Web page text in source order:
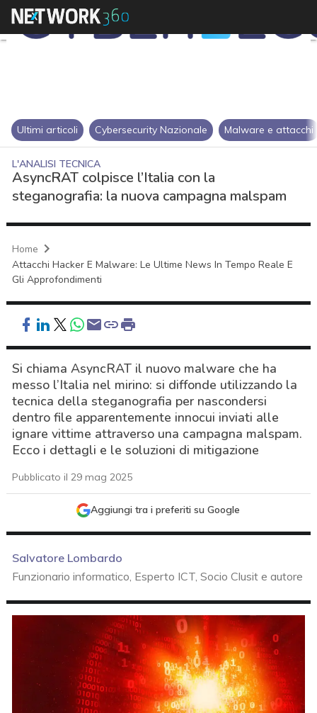
Ultimi articoli Cybersecurity Nazionale Malware e attacchi
L'ANALISI TECNICA
AsyncRAT colpisce l’Italia con la
steganografia: la nuova campagna malspam
Home
Attacchi Hacker E Malware: Le Ultime News In Tempo Reale E
Gli Approfondimenti
Si chiama AsyncRAT il nuovo malware che ha
messo l’Italia nel mirino: si diffonde utilizzando la
tecnica della steganografia per nascondersi
dentro file apparentemente innocui inviati alle
ignare vittime attraverso una campagna malspam.
Ecco i dettagli e le soluzioni di mitigazione
Pubblicato il 29 mag 2025
Aggiungi tra i preferiti su Google
Salvatore Lombardo
Funzionario informatico, Esperto ICT, Socio Clusit e autore